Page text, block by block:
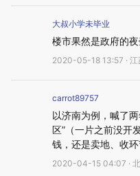
大叔小学未毕业
楼市果然是政府的夜
2020-05-18 13:57 · 江
carrot89757
以济南为例，喊了
区”（一片之前没开
钱，还是卖地、收
2020-04-15 04:07 ·